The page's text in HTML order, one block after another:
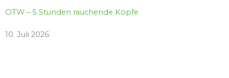
OTW – 5 Stunden rauchende Köpfe
10. Juli 2026